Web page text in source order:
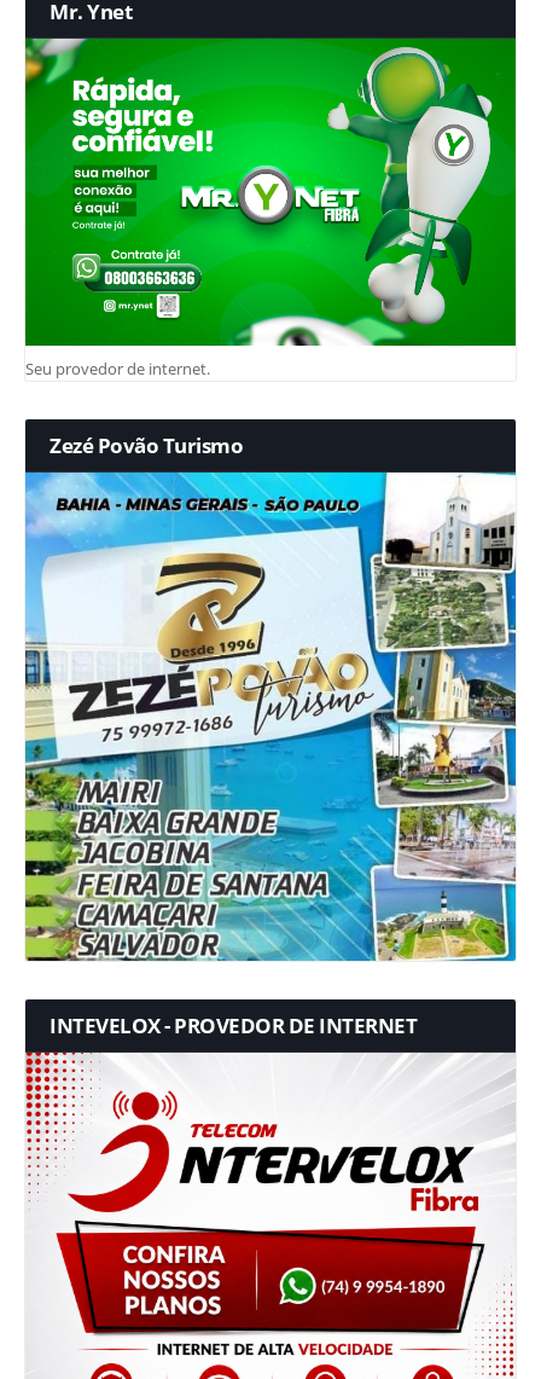
Mr. Ynet
Seu provedor de internet.
Zezé Povão Turismo
INTEVELOX - PROVEDOR DE INTERNET